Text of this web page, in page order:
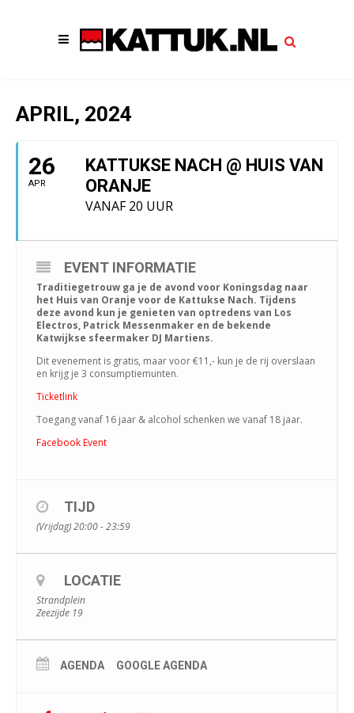
APRIL, 2024
26
APR
KATTUKSE NACH @ HUIS VAN
ORANJE
VANAF 20 UUR
EVENT INFORMATIE
Traditiegetrouw ga je de avond voor Koningsdag naar
het Huis van Oranje voor de Kattukse Nach. Tijdens
deze avond kun je genieten van optredens van Los
Electros, Patrick Messenmaker en de bekende
Katwijkse sfeermaker DJ Martiens.
Dit evenement is gratis, maar voor €11,- kun je de rij overslaan
en krijg je 3 consumptiemunten.
Ticketlink
Toegang vanaf 16 jaar & alcohol schenken we vanaf 18 jaar.
Facebook Event
TIJD
(Vrijdag) 20:00 - 23:59
LOCATIE
Strandplein
Zeezijde 19
AGENDA GOOGLE AGENDA